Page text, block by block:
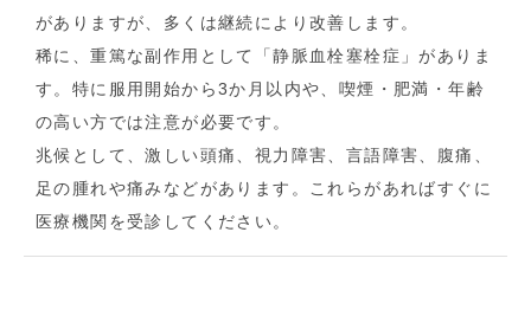
がありますが、多くは継続により改善します。
稀に、重篤な副作用として「静脈血栓塞栓症」がありま
す。特に服用開始から3か月以内や、喫煙・肥満・年齢
の高い方では注意が必要です。
兆候として、激しい頭痛、視力障害、言語障害、腹痛、
足の腫れや痛みなどがあります。これらがあればすぐに
医療機関を受診してください。